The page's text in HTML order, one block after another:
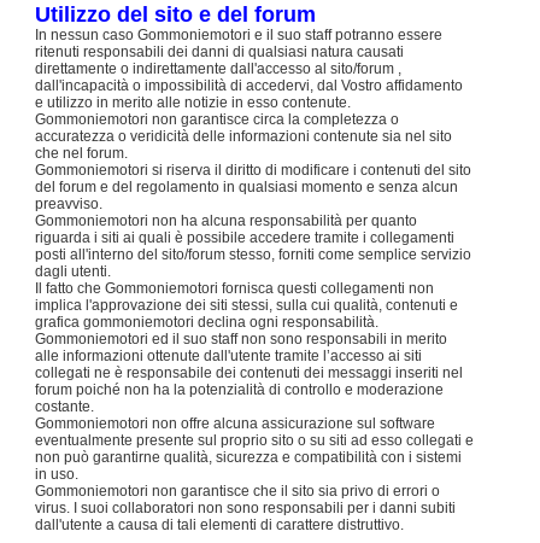
Utilizzo del sito e del forum
In nessun caso Gommoniemotori e il suo staff potranno essere
ritenuti responsabili dei danni di qualsiasi natura causati
direttamente o indirettamente dall'accesso al sito/forum ,
dall'incapacità o impossibilità di accedervi, dal Vostro affidamento
e utilizzo in merito alle notizie in esso contenute.
Gommoniemotori non garantisce circa la completezza o
accuratezza o veridicità delle informazioni contenute sia nel sito
che nel forum.
Gommoniemotori si riserva il diritto di modificare i contenuti del sito
del forum e del regolamento in qualsiasi momento e senza alcun
preavviso.
Gommoniemotori non ha alcuna responsabilità per quanto
riguarda i siti ai quali è possibile accedere tramite i collegamenti
posti all'interno del sito/forum stesso, forniti come semplice servizio
dagli utenti.
Il fatto che Gommoniemotori fornisca questi collegamenti non
implica l'approvazione dei siti stessi, sulla cui qualità, contenuti e
grafica gommoniemotori declina ogni responsabilità.
Gommoniemotori ed il suo staff non sono responsabili in merito
alle informazioni ottenute dall'utente tramite l’accesso ai siti
collegati ne è responsabile dei contenuti dei messaggi inseriti nel
forum poiché non ha la potenzialità di controllo e moderazione
costante.
Gommoniemotori non offre alcuna assicurazione sul software
eventualmente presente sul proprio sito o su siti ad esso collegati e
non può garantirne qualità, sicurezza e compatibilità con i sistemi
in uso.
Gommoniemotori non garantisce che il sito sia privo di errori o
virus. I suoi collaboratori non sono responsabili per i danni subiti
dall'utente a causa di tali elementi di carattere distruttivo.